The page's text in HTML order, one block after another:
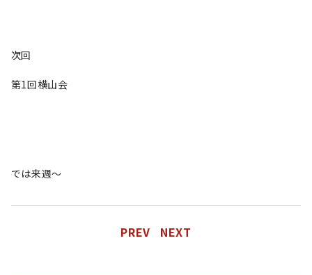
次回
第1回横山会
では来週〜
PREV NEXT